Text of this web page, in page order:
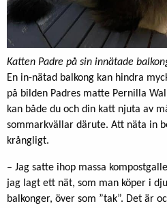
Katten Padre på sin innätade
En in-nätad balkong kan hindra
på bilden Padres matte Pernilla
kan både du och din katt njuta av
sommarkvällar därute. Att näta in
krångligt.
– Jag satte ihop massa
jag lagt ett nät, som man köper i
balkonger, över som ”tak”. Det är